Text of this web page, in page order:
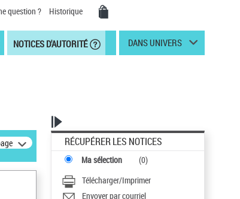
question ? Historique
NOTICES D'AUTORITÉ DANS UNIVERS
RÉCUPÉRER LES NOTICES
Ma sélection (0)
Télécharger/Imprimer
Envoyer par courriel